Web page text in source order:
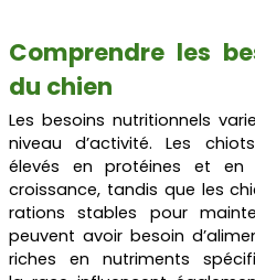
Comprendre les
du chien
Les besoins nutritionnels
niveau d’activité. Les
élevés en protéines et en
croissance, tandis que les
rations stables pour
peuvent avoir besoin
riches en nutriments